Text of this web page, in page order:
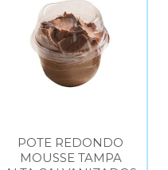
POTE REDONDO
MOUSSE TAMPA